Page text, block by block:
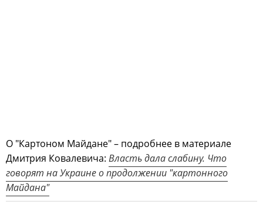
О "Картоном Майдане" – подробнее в материале
Дмитрия Ковалевича: Власть дала слабину. Что
говорят на Украине о продолжении "картонного
Майдана"